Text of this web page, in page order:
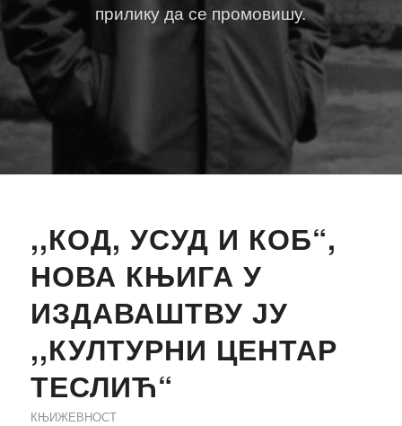
прилику да се промовишу.
,,КОД, УСУД И КОБ“,
НОВА КЊИГА У
ИЗДАВАШТВУ ЈУ
,,КУЛТУРНИ ЦЕНТАР
ТЕСЛИЋ“
КЊИЖЕВНОСТ